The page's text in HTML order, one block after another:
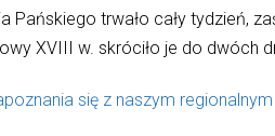
Pańskiego trwało cały tydzień,
XVIII w. skróciło je do dwóch
się z naszym